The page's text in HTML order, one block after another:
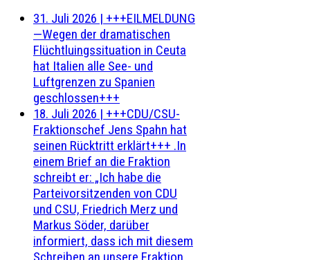
31. Juli 2026 | +++EILMELDUNG
—Wegen der dramatischen
Flüchtluingssituation in Ceuta
hat Italien alle See- und
Luftgrenzen zu Spanien
geschlossen+++
18. Juli 2026 | +++CDU/CSU-
Fraktionschef Jens Spahn hat
seinen Rücktritt erklärt+++ .In
einem Brief an die Fraktion
schreibt er: „Ich habe die
Parteivorsitzenden von CDU
und CSU, Friedrich Merz und
Markus Söder, darüber
informiert, dass ich mit diesem